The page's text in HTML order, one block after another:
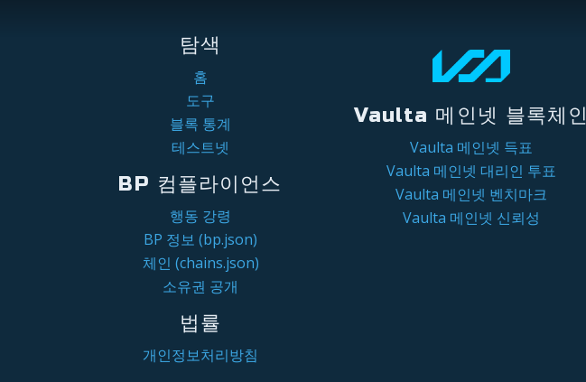
탐색
홈
도구
블록 통계
테스트넷
BP 컴플라이언스
행동 강령
BP 정보 (bp.json)
체인 (chains.json)
소유권 공개
법률
개인정보처리방침
Vaulta 메인넷 블록체인
Vaulta 메인넷 득표
Vaulta 메인넷 대리인 투표
Vaulta 메인넷 벤치마크
Vaulta 메인넷 신뢰성